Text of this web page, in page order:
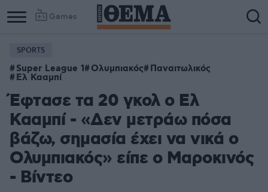
Games
SPORTS
Super League 1 Ολυμπιακός Παναιτωλικός
Ελ Κααμπί
Έφτασε τα 20 γκολ ο Ελ
Κααμπί - «Δεν μετράω πόσα
βάζω, σημασία έχει να νικά ο
Ολυμπιακός» είπε ο Μαροκινός
- Βίντεο